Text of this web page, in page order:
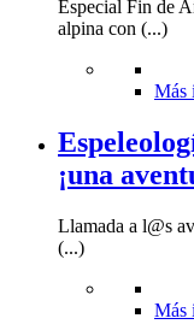
Especial Fin de
alpina con (...)
Más
¡una
Llamada a l@s
(...)
Más